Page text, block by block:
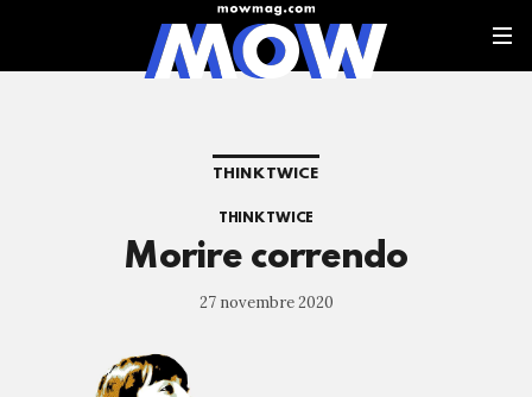
THINK TWICE
THINK TWICE
Morire correndo
27 novembre 2020